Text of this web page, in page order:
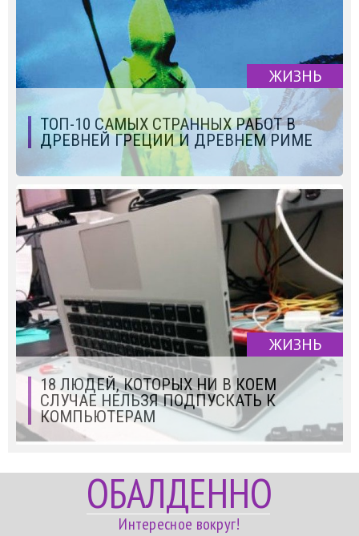
ЖИЗНЬ
ТОП-10 САМЫХ СТРАННЫХ РАБОТ В
ДРЕВНЕЙ ГРЕЦИИ И ДРЕВНЕМ РИМЕ
ЖИЗНЬ
18 ЛЮДЕЙ, КОТОРЫХ НИ В КОЕМ
СЛУЧАЕ НЕЛЬЗЯ ПОДПУСКАТЬ К
КОМПЬЮТЕРАМ
ОБАЛДЕННО
Интересное вокруг!